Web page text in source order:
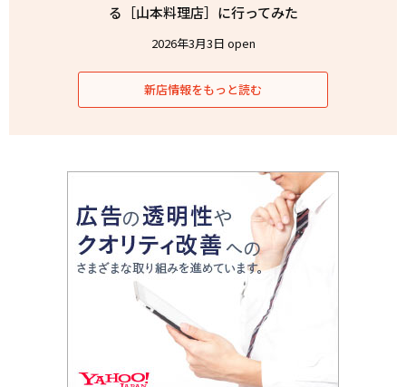
る［山本料理店］に行ってみた
2026年3月3日 open
新店情報をもっと読む